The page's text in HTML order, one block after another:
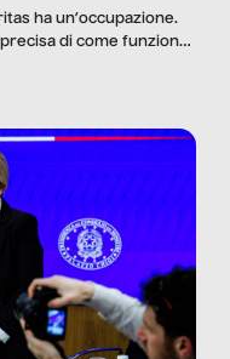
ha un’occupazione.
di come funziona